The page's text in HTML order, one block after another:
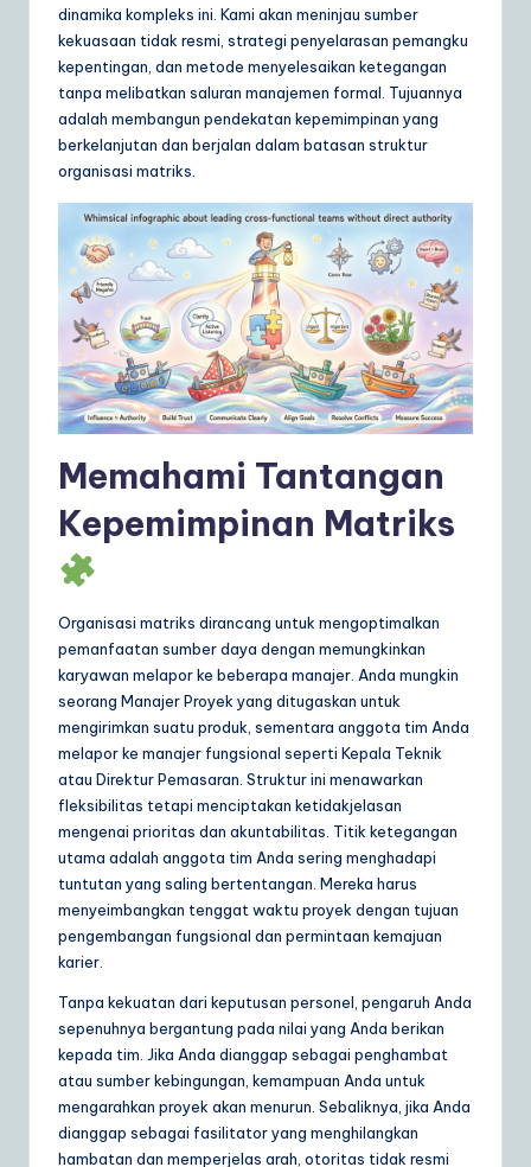
d
o
A
&
S
ft
w
lu
ti
o
dinamika kompleks ini. Kami akan meninjau sumber
kekuasaan tidak resmi, strategi penyelarasan pemangku
kepentingan, dan metode menyelesaikan ketegangan
tanpa melibatkan saluran manajemen formal. Tujuannya
adalah membangun pendekatan kepemimpinan yang
berkelanjutan dan berjalan dalam batasan struktur
organisasi matriks.
Memahami Tantangan
Kepemimpinan Matriks
Organisasi matriks dirancang untuk mengoptimalkan
pemanfaatan sumber daya dengan memungkinkan
karyawan melapor ke beberapa manajer. Anda mungkin
seorang Manajer Proyek yang ditugaskan untuk
mengirimkan suatu produk, sementara anggota tim Anda
melapor ke manajer fungsional seperti Kepala Teknik
atau Direktur Pemasaran. Struktur ini menawarkan
fleksibilitas tetapi menciptakan ketidakjelasan
mengenai prioritas dan akuntabilitas. Titik ketegangan
utama adalah anggota tim Anda sering menghadapi
tuntutan yang saling bertentangan. Mereka harus
menyeimbangkan tenggat waktu proyek dengan tujuan
pengembangan fungsional dan permintaan kemajuan
karier.
Tanpa kekuatan dari keputusan personel, pengaruh Anda
sepenuhnya bergantung pada nilai yang Anda berikan
kepada tim. Jika Anda dianggap sebagai penghambat
atau sumber kebingungan, kemampuan Anda untuk
mengarahkan proyek akan menurun. Sebaliknya, jika Anda
dianggap sebagai fasilitator yang menghilangkan
hambatan dan memperjelas arah, otoritas tidak resmi